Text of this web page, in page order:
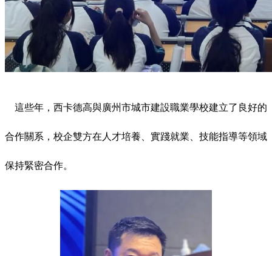
這些年，西卡德高與廣州市城市建設職業學校建立了良好的
合作關系，校企雙方在人才培養、實踐就業、技能指導等領域
保持緊密合作。